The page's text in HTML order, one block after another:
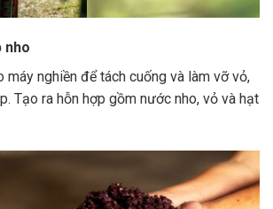
nho
máy nghiền để tách cuống và làm vỡ vỏ,
Tạo ra hỗn hợp gồm nước nho, vỏ và hạt